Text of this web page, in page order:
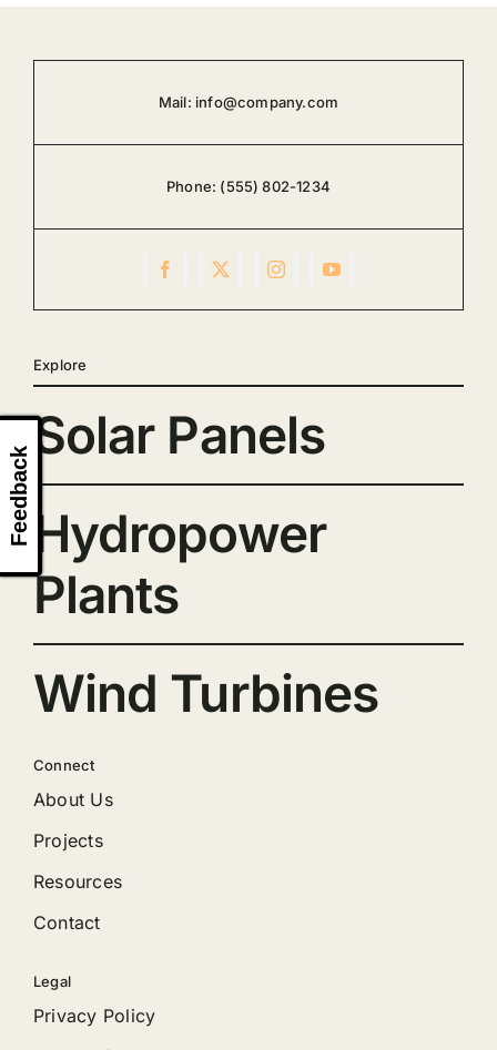
Mail: info@company.com
Phone: (555) 802-1234
Explore
Solar Panels
Hydropower
Plants
Wind Turbines
Connect
About Us
Projects
Resources
Contact
Legal
Privacy Policy
Feedback